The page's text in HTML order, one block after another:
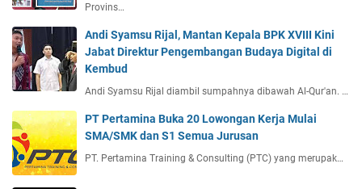
Provins…
Andi Syamsu Rijal, Mantan Kepala BPK XVIII Kini
Jabat Direktur Pengembangan Budaya Digital di
Kembud
Andi Syamsu Rijal diambil sumpahnya dibawah Al-Qur'an. …
PT Pertamina Buka 20 Lowongan Kerja Mulai
SMA/SMK dan S1 Semua Jurusan
PT. Pertamina Training & Consulting (PTC) yang merupak…